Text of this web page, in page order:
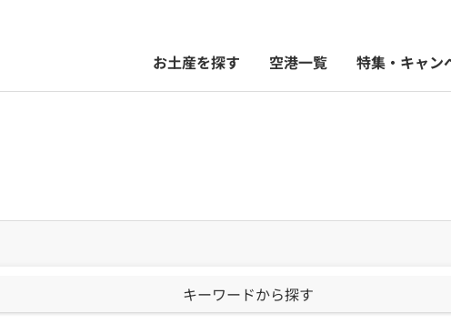
お土産を探す 空港一覧 特集・キャン
キーワードから探す